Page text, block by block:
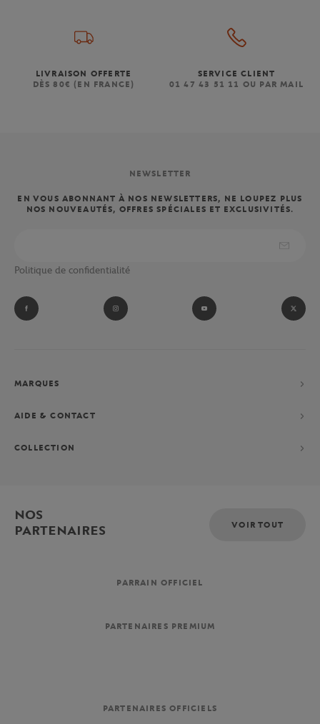
LIVRAISON OFFERTE
DÈS 80€ (EN FRANCE)
SERVICE CLIENT
01 47 43 51 11 OU PAR MAIL
NEWSLETTER
EN VOUS ABONNANT À NOS NEWSLETTERS, NE LOUPEZ PLUS
NOS NOUVEAUTÉS, OFFRES SPÉCIALES ET EXCLUSIVITÉS.
Politique de confidentialité
MARQUES
AIDE & CONTACT
COLLECTION
NOS
PARTENAIRES
VOIR TOUT
PARRAIN OFFICIEL
PARTENAIRES PREMIUM
PARTENAIRES OFFICIELS